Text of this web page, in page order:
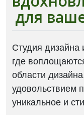
для
Студия дизайна
где
области
удовольствием
уникальное и